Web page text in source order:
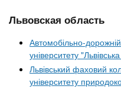
Львовская область
Автомобільно-
університету
Львівський фаховий
університету